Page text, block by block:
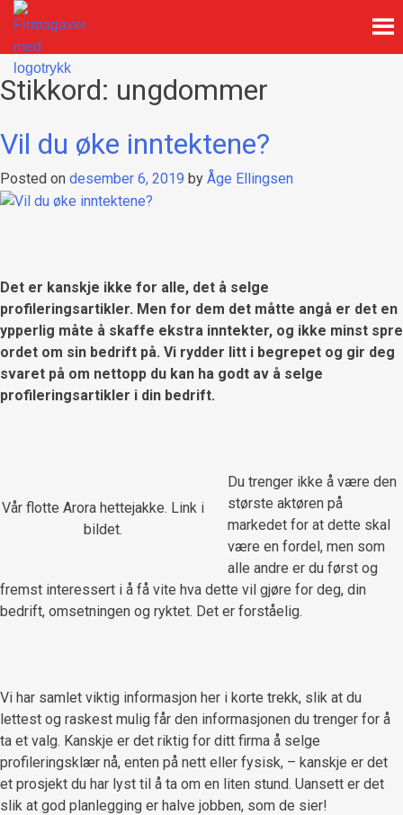
Skip
content
Firmagaver med logotrykk
Xpress Profil
Stikkord: ungdommer
Vil du øke inntektene?
Posted on desember 6, 2019 by Åge Ellingsen
Det er kanskje ikke for alle, det å selge
profileringsartikler. Men for dem det måtte angå er det en
ypperlig måte å skaffe ekstra inntekter, og ikke minst spre
ordet om sin bedrift på. Vi rydder litt i begrepet og gir deg
svaret på om nettopp du kan ha godt av å selge
profileringsartikler i din bedrift.
Vår flotte Arora hettejakke. Link i
bildet.
Du trenger ikke å være den
største aktøren på
markedet for at dette skal
være en fordel, men som
alle andre er du først og
fremst interessert i å få vite hva dette vil gjøre for deg, din
bedrift, omsetningen og ryktet. Det er forståelig.
Vi har samlet viktig informasjon her i korte trekk, slik at du
lettest og raskest mulig får den informasjonen du trenger for å
ta et valg. Kanskje er det riktig for ditt firma å selge
profileringsklær nå, enten på nett eller fysisk, – kanskje er det
et prosjekt du har lyst til å ta om en liten stund. Uansett er det
slik at god planlegging er halve jobben, som de sier!